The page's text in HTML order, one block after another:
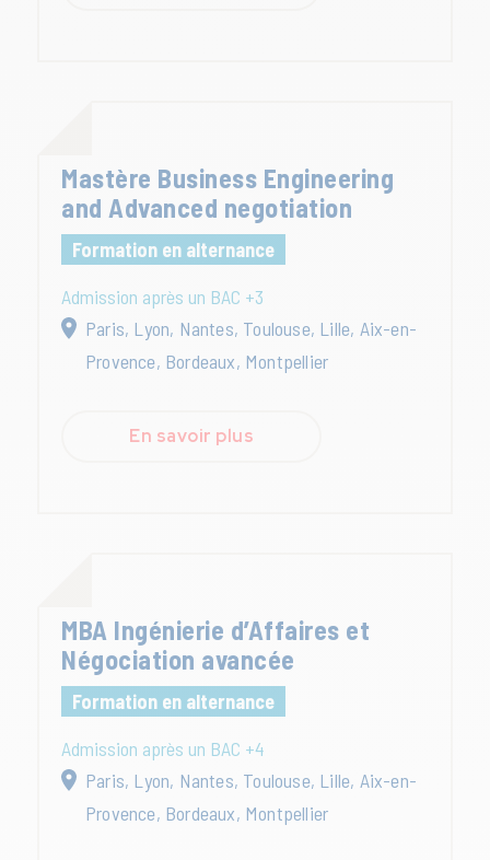
Mastère Business Engineering
and Advanced negotiation
Formation en alternance
Admission après un BAC +3
Paris, Lyon, Nantes, Toulouse, Lille, Aix-en-
Provence, Bordeaux, Montpellier
En savoir plus
MBA Ingénierie d’Affaires et
Négociation avancée
Formation en alternance
Admission après un BAC +4
Paris, Lyon, Nantes, Toulouse, Lille, Aix-en-
Provence, Bordeaux, Montpellier